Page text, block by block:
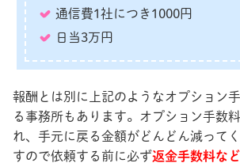
通信費1社につき1000円
日当3万円
報酬とは別に上記のようなオプション
る事務所もあります。オプション手数
れ、手元に戻る金額がどんどん減って
すので依頼する前に必ず返金手数料な